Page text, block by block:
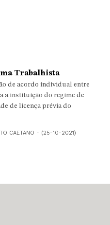
Trabalhista
de acordo individual entre
a instituição do regime de
de licença prévia do
CAETANO - (25-10-2021)